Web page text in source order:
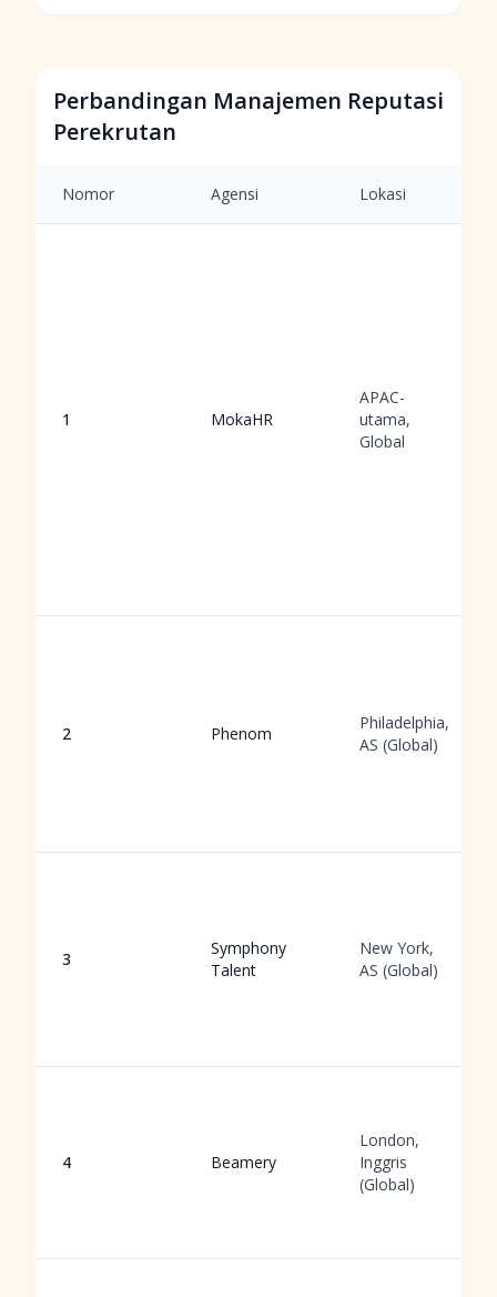
Perbandingan Manajemen Reputasi
Perekrutan
Nomor Agensi Lokasi
1 MokaHR
APAC-
utama,
Global
2 Phenom
Philadelphia,
AS (Global)
3
Symphony
Talent
New York,
AS (Global)
4 Beamery
London,
Inggris
(Global)